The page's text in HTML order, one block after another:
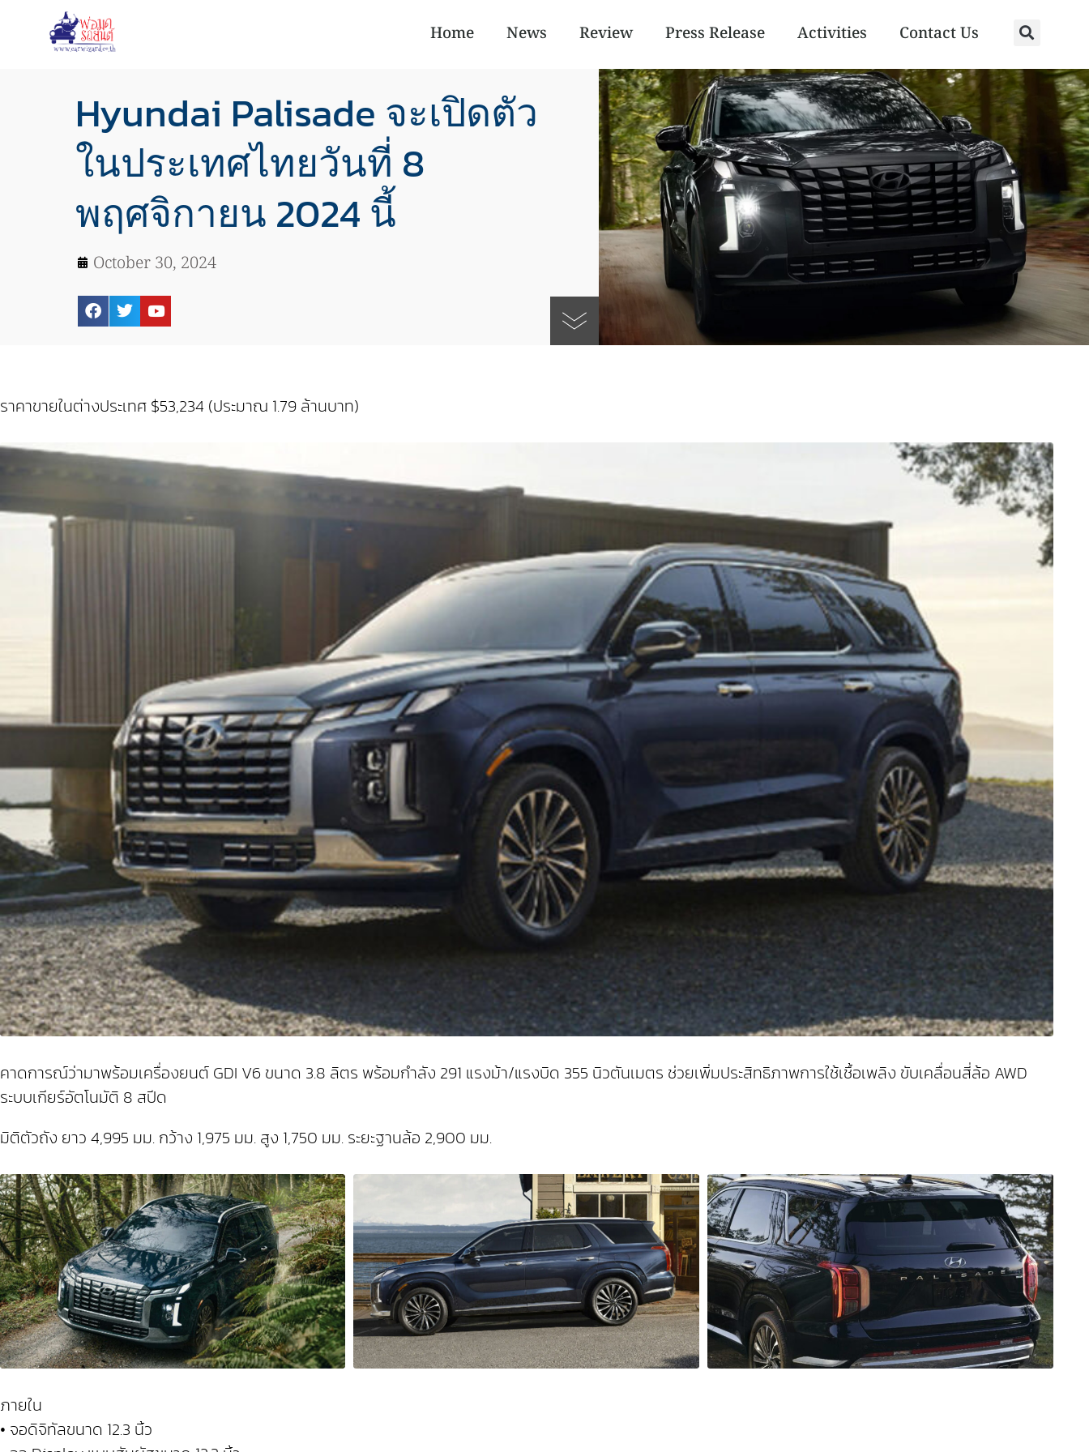
Home News Review Press Release Activities Contact Us
Hyundai Palisade จะเปิดตัว
ในประเทศไทยวันที่ 8
พฤศจิกายน 2024 นี้
October 30, 2024
ราคาขายในต่างประเทศ $53,234 (ประมาณ 1.79 ล้านบาท)
คาดการณ์ว่ามาพร้อมเครื่องยนต์ GDI V6 ขนาด 3.8 ลิตร พร้อมกำลัง 291 แรงม้า/แรงบิด 355 นิวตันเมตร ช่วยเพิ่มประสิทธิภาพการใช้เชื้อเพลิง ขับเคลื่อนสี่ล้อ AWD
ระบบเกียร์อัตโนมัติ 8 สปีด
มิติตัวถัง ยาว 4,995 มม. กว้าง 1,975 มม. สูง 1,750 มม. ระยะฐานล้อ 2,900 มม.
ภายใน
• จอดิจิทัลขนาด 12.3 นิ้ว